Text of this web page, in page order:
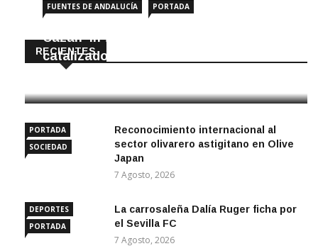
RECIENTES
FUENTES DE ANDALUCÍA PORTADA
Cazan ‘in fraganti’ a ladrones de
catalizadores
PORTADA
SOCIEDAD
Reconocimiento internacional al
sector olivarero astigitano en Olive
Japan
7 Agosto, 2026
DEPORTES
PORTADA
La carrosaleña Dalía Ruger ficha por
el Sevilla FC
7 Agosto, 2026